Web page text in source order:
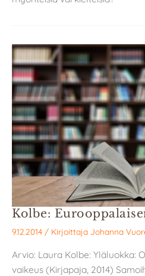
Kolbe:
9.12.2014 / Kirjoittaja Johanna
Arvio: Laura Kolbe: Yläluokka:
vaikeus (Kirjapaja, 2014)